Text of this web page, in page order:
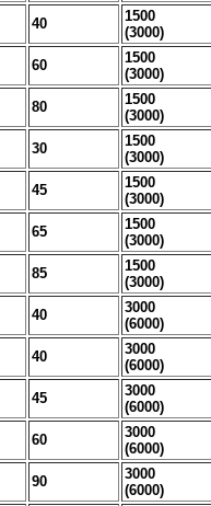
40
1500
(3000)
60
1500
(3000)
80
1500
(3000)
30
1500
(3000)
45
1500
(3000)
65
1500
(3000)
85
1500
(3000)
40
3000
(6000)
40
3000
(6000)
45
3000
(6000)
60
3000
(6000)
90
3000
(6000)